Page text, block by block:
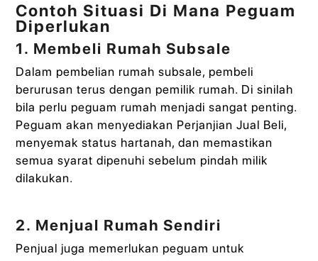
Contoh Situasi Di Mana Peguam
Diperlukan
1. Membeli Rumah Subsale
Dalam pembelian rumah subsale, pembeli
berurusan terus dengan pemilik rumah. Di sinilah
bila perlu peguam rumah menjadi sangat penting.
Peguam akan menyediakan Perjanjian Jual Beli,
menyemak status hartanah, dan memastikan
semua syarat dipenuhi sebelum pindah milik
dilakukan.
2. Menjual Rumah Sendiri
Penjual juga memerlukan peguam untuk